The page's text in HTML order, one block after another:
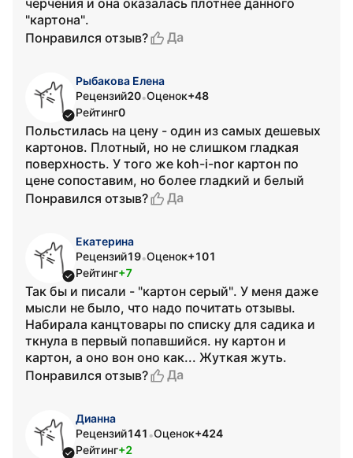
черчения и она оказалась плотнее данного
"картона".
Понравился отзыв?
Да
Рыбакова Елена
Рецензий20•Оценок+48
Рейтинг0
Польстилась на цену - один из самых дешевых
картонов. Плотный, но не слишком гладкая
поверхность. У того же koh-i-nor картон по
цене сопоставим, но более гладкий и белый
Понравился отзыв?
Да
Екатерина
Рецензий19•Оценок+101
Рейтинг+7
Так бы и писали - "картон серый". У меня даже
мысли не было, что надо почитать отзывы.
Набирала канцтовары по списку для садика и
ткнула в первый попавшийся. ну картон и
картон, а оно вон оно как... Жуткая жуть.
Понравился отзыв?
Да
Дианна
Рецензий141 •Оценок+424
Рейтинг+2